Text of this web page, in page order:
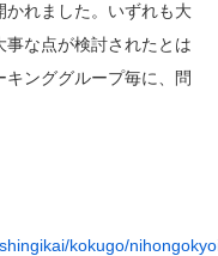
れました。いずれも大
な点が検討されたとは
ンググループ毎に、問
kokugo/